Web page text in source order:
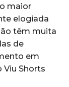
maior
elogiada
têm muita
de
em
Viu Shorts